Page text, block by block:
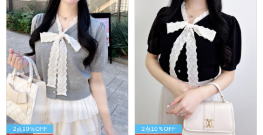
2点10％OFF 2点10％OFF